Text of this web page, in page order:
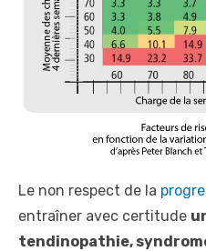
Le non respect de la
entraîner avec certitude
tendinopathie,